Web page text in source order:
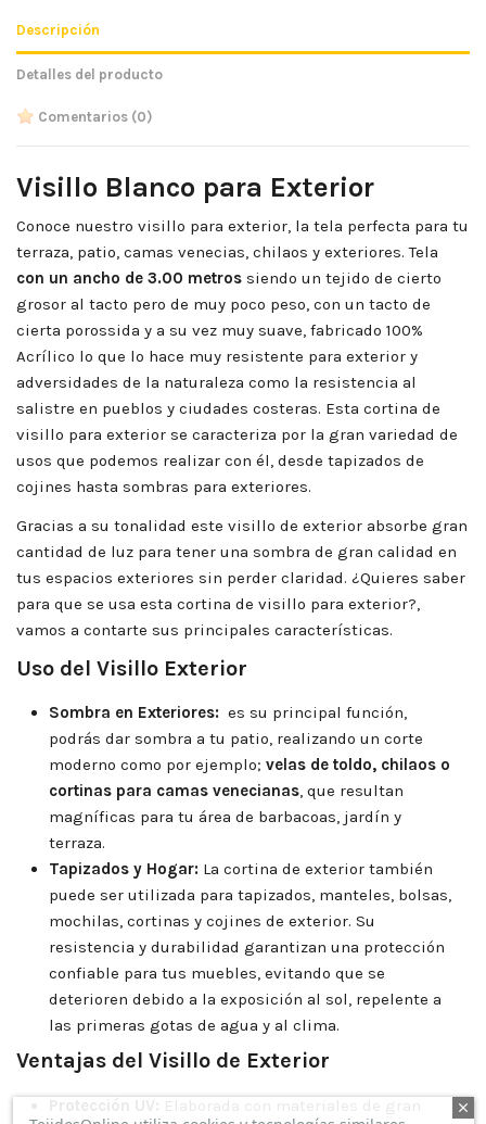
Descripción
Detalles del producto
Comentarios (0)
Visillo Blanco para Exterior
Conoce nuestro visillo para exterior, la tela perfecta para tu
terraza, patio, camas venecias, chilaos y exteriores. Tela
con un ancho de 3.00 metros siendo un tejido de cierto
grosor al tacto pero de muy poco peso, con un tacto de
cierta porossida y a su vez muy suave, fabricado 100%
Acrílico lo que lo hace muy resistente para exterior y
adversidades de la naturaleza como la resistencia al
salistre en pueblos y ciudades costeras. Esta cortina de
visillo para exterior se caracteriza por la gran variedad de
usos que podemos realizar con él, desde tapizados de
cojines hasta sombras para exteriores.
Gracias a su tonalidad este visillo de exterior absorbe gran
cantidad de luz para tener una sombra de gran calidad en
tus espacios exteriores sin perder claridad. ¿Quieres saber
para que se usa esta cortina de visillo para exterior?,
vamos a contarte sus principales características.
Uso del Visillo Exterior
Sombra en Exteriores: es su principal función,
podrás dar sombra a tu patio, realizando un corte
moderno como por ejemplo; velas de toldo, chilaos o
cortinas para camas venecianas, que resultan
magníficas para tu área de barbacoas, jardín y
terraza.
Tapizados y Hogar: La cortina de exterior también
puede ser utilizada para tapizados, manteles, bolsas,
mochilas, cortinas y cojines de exterior. Su
resistencia y durabilidad garantizan una protección
confiable para tus muebles, evitando que se
deterioren debido a la exposición al sol, repelente a
las primeras gotas de agua y al clima.
Ventajas del Visillo de Exterior